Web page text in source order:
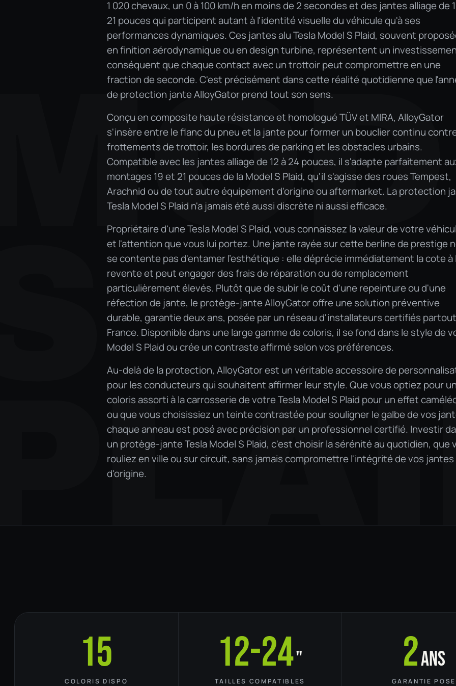
1 020 chevaux, un 0 à 100 km/h en moins de 2 secondes et des jantes alliage de
21 pouces qui participent autant à l'identité visuelle du véhicule qu'à ses
performances dynamiques. Ces jantes alu Tesla Model S Plaid, souvent
en finition aérodynamique ou en design turbine, représentent un
conséquent que chaque contact avec un trottoir peut compromettre en une
fraction de seconde. C'est précisément dans cette réalité quotidienne que
de protection jante AlloyGator prend tout son sens.
Conçu en composite haute résistance et homologué TÜV et MIRA, AlloyGator
s'insère entre le flanc du pneu et la jante pour former un bouclier continu
frottements de trottoir, les bordures de parking et les obstacles urbains.
Compatible avec les jantes alliage de 12 à 24 pouces, il s'adapte parfaitement
montages 19 et 21 pouces de la Model S Plaid, qu'il s'agisse des roues Tempest,
Arachnid ou de tout autre équipement d'origine ou aftermarket. La protection
Tesla Model S Plaid n'a jamais été aussi discrète ni aussi efficace.
Propriétaire d'une Tesla Model S Plaid, vous connaissez la valeur de votre
et l'attention que vous lui portez. Une jante rayée sur cette berline de prestige
se contente pas d'entamer l'esthétique : elle déprécie immédiatement la cote à
revente et peut engager des frais de réparation ou de remplacement
particulièrement élevés. Plutôt que de subir le coût d'une repeinture ou d'une
réfection de jante, le protège-jante AlloyGator offre une solution préventive
durable, garantie deux ans, posée par un réseau d'installateurs certifiés
France. Disponible dans une large gamme de coloris, il se fond dans le style de
Model S Plaid ou crée un contraste affirmé selon vos préférences.
Au-delà de la protection, AlloyGator est un véritable accessoire de
pour les conducteurs qui souhaitent affirmer leur style. Que vous optiez pour un
coloris assorti à la carrosserie de votre Tesla Model S Plaid pour un effet
ou que vous choisissiez un teinte contrastée pour souligner le galbe de vos
chaque anneau est posé avec précision par un professionnel certifié. Investir
un protège-jante Tesla Model S Plaid, c'est choisir la sérénité au quotidien, que
rouliez en ville ou sur circuit, sans jamais compromettre l'intégrité de vos jantes
d'origine.
15
COLORIS DISPO
12-24"
TAILLES COMPATIBLES
2ans
GARANTIE POSE